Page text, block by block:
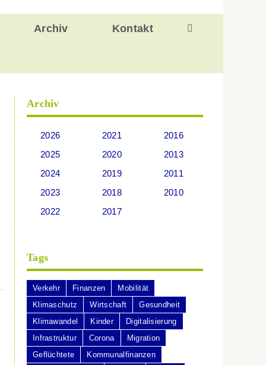
Archiv Kontakt
Archiv
2026
2025
2024
2023
2022
2021
2020
2019
2018
2017
2016
2013
2011
2010
Tags
Verkehr Finanzen
Mobilität
Klimaschutz
Wirtschaft
Gesundheit
Klimawandel
Kinder
Digitalisierung
Infrastruktur
Corona
Migration
Geflüchtete
Kommunalfinanzen